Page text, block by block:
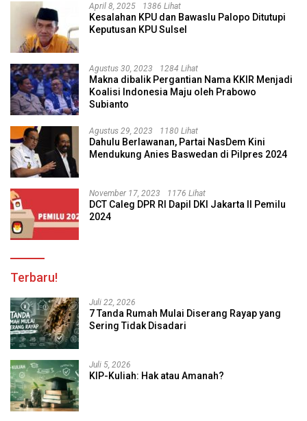
April 8, 2025 1386 Lihat
Kesalahan KPU dan Bawaslu Palopo Ditutupi
Keputusan KPU Sulsel
Agustus 30, 2023 1284 Lihat
Makna dibalik Pergantian Nama KKIR Menjadi
Koalisi Indonesia Maju oleh Prabowo
Subianto
Agustus 29, 2023 1180 Lihat
Dahulu Berlawanan, Partai NasDem Kini
Mendukung Anies Baswedan di Pilpres 2024
November 17, 2023 1176 Lihat
DCT Caleg DPR RI Dapil DKI Jakarta II Pemilu
2024
Terbaru!
Juli 22, 2026
7 Tanda Rumah Mulai Diserang Rayap yang
Sering Tidak Disadari
Juli 5, 2026
KIP-Kuliah: Hak atau Amanah?